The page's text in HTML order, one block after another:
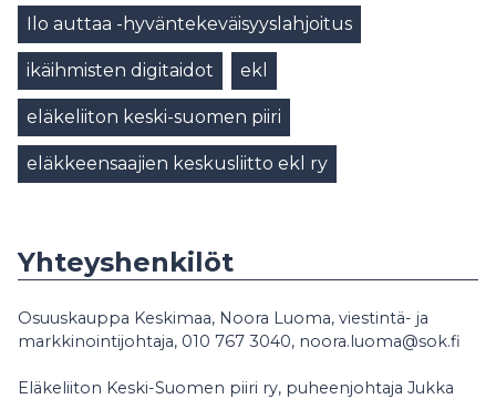
Ilo auttaa -hyväntekeväisyyslahjoitus
ikäihmisten digitaidot ekl
eläkeliiton keski-suomen piiri
eläkkeensaajien keskusliitto ekl ry
Yhteyshenkilöt
Osuuskauppa Keskimaa, Noora Luoma, viestintä- ja
markkinointijohtaja, 010 767 3040, noora.luoma@sok.fi
Eläkeliiton Keski-Suomen piiri ry, puheenjohtaja Jukka